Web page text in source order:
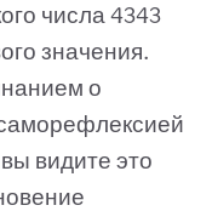
числа 4343
значения.
о
видите это